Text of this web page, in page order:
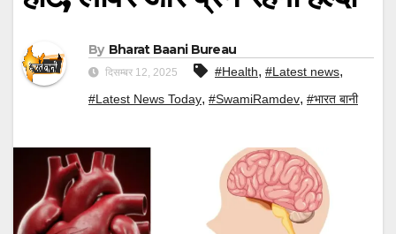
By Bharat Baani Bureau
दिसम्बर 12, 2025 #Health, #Latest news,
#Latest News Today, #SwamiRamdev, #भारत बानी